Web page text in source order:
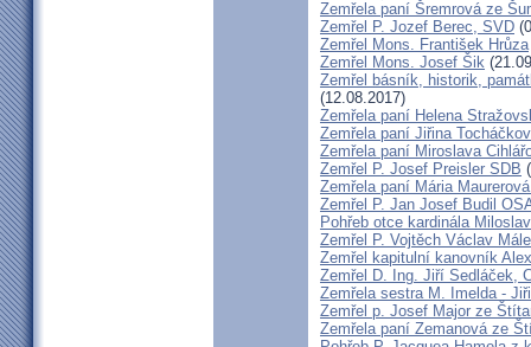
Zemřela paní Šremrová ze
Zemřel P. Jozef Berec, SVD
Zemřel Mons. František Hrůza
Zemřel Mons. Josef Šik
Zemřel básník, historik,
(12.08.2017)
Zemřela paní Helena
Zemřela paní Jiřina
Zemřela paní Miroslava
Zemřel P. Josef Preisler SDB
Zemřela paní Mária
Zemřel P. Jan Josef Budil
Pohřeb otce kardinála
Zemřel P. Vojtěch Václav
Zemřel kapitulní kanovník
Zemřel D. Ing. Jiří Sedláček,
Zemřela sestra M. Imelda -
Zemřel p. Josef Major ze
Zemřela paní Zemanová ze